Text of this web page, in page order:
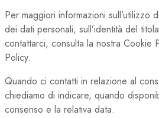
Per maggiori informazioni sull’utilizzo
dei dati personali, sull’identità del
contattarci, consulta la nostra Cookie
Policy.
Quando ci contatti in relazione al
chiediamo di indicare, quando
consenso e la relativa data.